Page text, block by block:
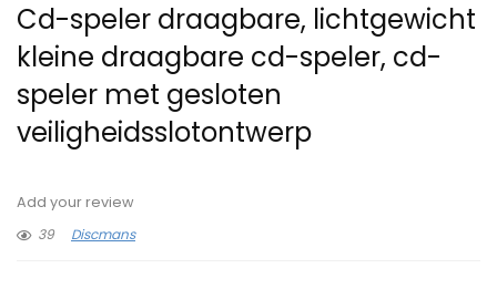
Cd-speler draagbare, lichtgewicht
kleine draagbare cd-speler, cd-
speler met gesloten
veiligheidsslotontwerp
Add your review
39
Discmans